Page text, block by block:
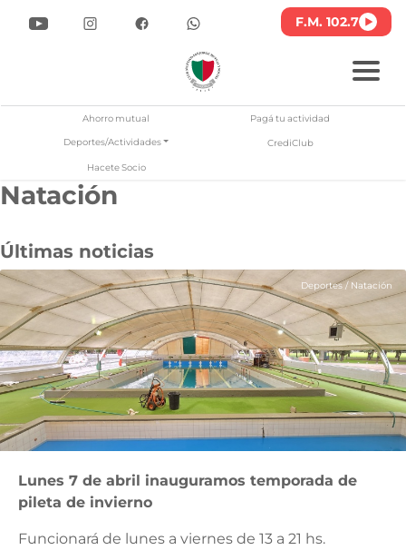
Atlético San Jorge
F.M. 102.7
Ahorro mutual
Pagá tu actividad
Deportes/Actividades
CrediClub
Hacete Socio
Natación
Últimas noticias
Deportes / Natación
Lunes 7 de abril inauguramos temporada de
pileta de invierno
Funcionará de lunes a viernes de 13 a 21 hs.